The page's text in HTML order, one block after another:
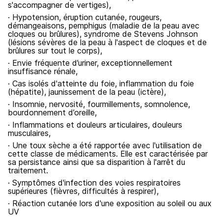
s'accompagner de vertiges),
· Hypotension, éruption cutanée, rougeurs,
démangeaisons, pemphigus (maladie de la peau avec
cloques ou brûlures), syndrome de Stevens Johnson
(lésions sévères de la peau à l'aspect de cloques et de
brûlures sur tout le corps),
· Envie fréquente d’uriner, exceptionnellement
insuffisance rénale,
· Cas isolés d'atteinte du foie, inflammation du foie
(hépatite), jaunissement de la peau (ictère),
· Insomnie, nervosité, fourmillements, somnolence,
bourdonnement d’oreille,
· Inflammations et douleurs articulaires, douleurs
musculaires,
· Une toux sèche a été rapportée avec l'utilisation de
cette classe de médicaments. Elle est caractérisée par
sa persistance ainsi que sa disparition à l'arrêt du
traitement.
· Symptômes d'infection des voies respiratoires
supérieures (fièvres, difficultés à respirer),
· Réaction cutanée lors d'une exposition au soleil ou aux
UV